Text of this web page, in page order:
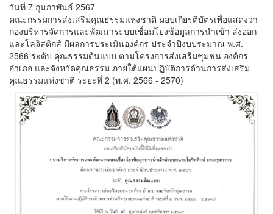
วันที่ 7 กุมภาพันธ์ 2567
คณะกรรมการส่งเสริมคุณธรรมแห่งชาติ มอบเกียรติบัตรเพื่อแสดงว่า
กองบริหารจัดการและพัฒนาระบบเชื่อมโยงข้อมูลการนำเข้า ส่งออก
และโลจิสติกส์ มีผลการประเมินองค์กร ประจำปีงบประมาณ พ.ศ.
2566 ระดับ คุณธรรมต้นแบบ ตามโครงการส่งเสริมชุมชน องค์กร
อำเภอ และจังหวัดคุณธรรม ภายใต้แผนปฏิบัติการด้านการส่งเสริม
คุณธรรมแห่งชาติ ระยะที่ 2 (พ.ศ. 2566 - 2570)